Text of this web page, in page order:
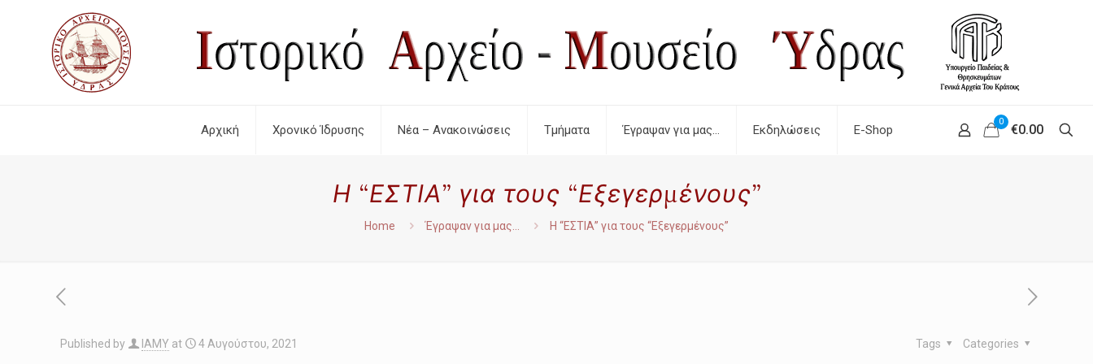
Αρχική Χρονικό Ίδρυσης Νέα – Ανακοινώσεις Τμήματα Έγραψαν για μας… Εκδηλώσεις E-Shop
0
€0.00
Η “ΕΣΤΙΑ” για τους “Εξεγερμένους”
Home Έγραψαν για μας... Η “ΕΣΤΙΑ” για τους “Εξεγερμένους”
Published by IAMY at 4 Αυγούστου, 2021 Categories
Tags